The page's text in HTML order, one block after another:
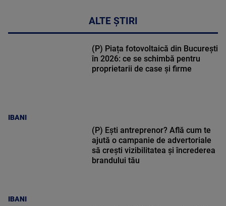
ALTE ȘTIRI
IBANI
(P) Piața fotovoltaică din București
în 2026: ce se schimbă pentru
proprietarii de case și firme
IBANI
(P) Ești antreprenor? Află cum te
ajută o campanie de advertoriale
să crești vizibilitatea și încrederea
brandului tău